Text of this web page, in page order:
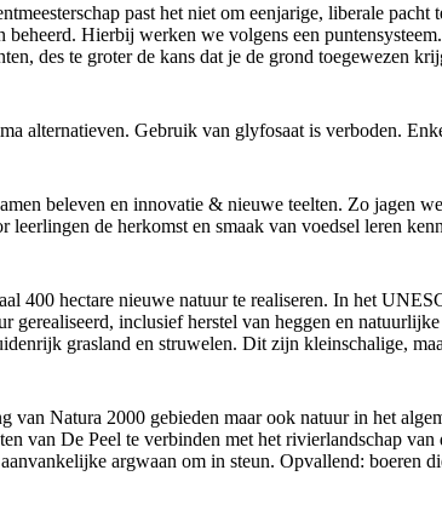
past het niet om eenjarige, liberale pacht
Hierbij werken we volgens een
des te groter de kans dat je de grond toegewezen
alternatieven. Gebruik van glyfosaat is verboden.
beleven en innovatie & nieuwe teelten. Zo jagen
de herkomst en smaak van voedsel leren
400 hectare nieuwe natuur te realiseren. In het
inclusief herstel van heggen en
grasland en struwelen. Dit zijn kleinschalige,
Natura 2000 gebieden maar ook natuur in het
van De Peel te verbinden met het rivierlandschap van
argwaan om in steun. Opvallend: boeren